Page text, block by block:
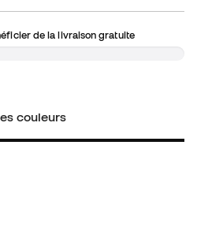
de la livraison gratuite
couleurs